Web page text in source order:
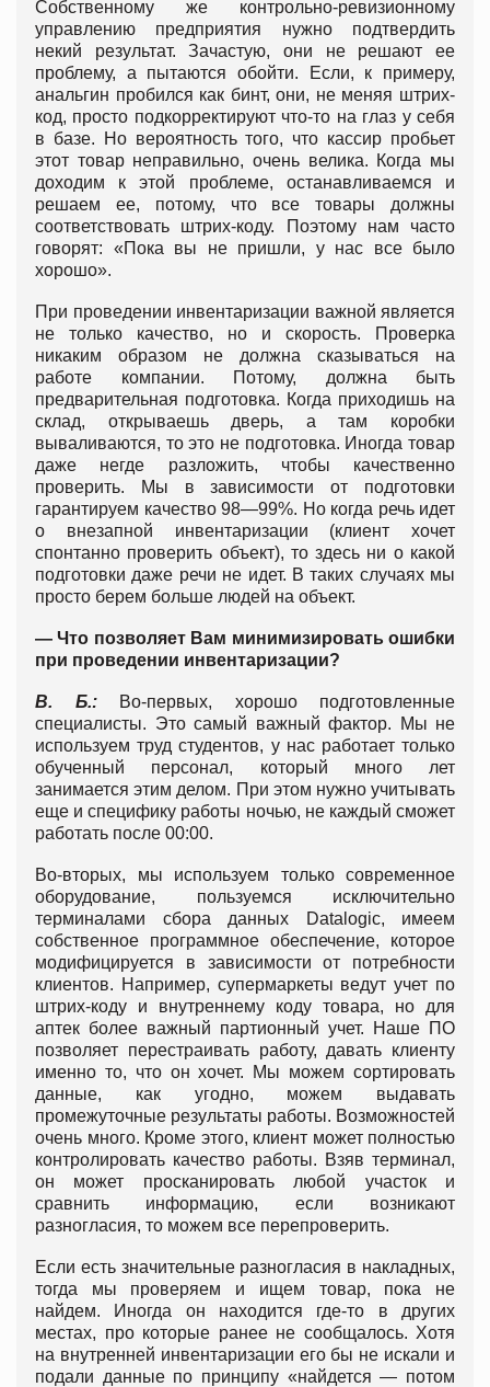
Собственному же контрольно-ревизионному
управлению предприятия нужно подтвердить
некий результат. Зачастую, они не решают ее
проблему, а пытаются обойти. Если, к примеру,
анальгин пробился как бинт, они, не меняя штрих-
код, просто подкорректируют что-то на глаз у себя
в базе. Но вероятность того, что кассир пробьет
этот товар неправильно, очень велика. Когда мы
доходим к этой проблеме, останавливаемся и
решаем ее, потому, что все товары должны
соответствовать штрих-коду. Поэтому нам часто
говорят: «Пока вы не пришли, у нас все было
хорошо».
При проведении инвентаризации важной является
не только качество, но и скорость. Проверка
никаким образом не должна сказываться на
работе компании. Потому, должна быть
предварительная подготовка. Когда приходишь на
склад, открываешь дверь, а там коробки
вываливаются, то это не подготовка. Иногда товар
даже негде разложить, чтобы качественно
проверить. Мы в зависимости от подготовки
гарантируем качество 98—99%. Но когда речь идет
о внезапной инвентаризации (клиент хочет
спонтанно проверить объект), то здесь ни о какой
подготовки даже речи не идет. В таких случаях мы
просто берем больше людей на объект.
— Что позволяет Вам минимизировать ошибки
при проведении инвентаризации?
В. Б.:Во-первых, хорошо подготовленные
специалисты. Это самый важный фактор. Мы не
используем труд студентов, у нас работает только
обученный персонал, который много лет
занимается этим делом. При этом нужно учитывать
еще и специфику работы ночью, не каждый сможет
работать после 00:00.
Во-вторых, мы используем только современное
оборудование, пользуемся исключительно
терминалами сбора данных Datalogic, имеем
собственное программное обеспечение, которое
модифицируется в зависимости от потребности
клиентов. Например, супермаркеты ведут учет по
штрих-коду и внутреннему коду товара, но для
аптек более важный партионный учет. Наше ПО
позволяет перестраивать работу, давать клиенту
именно то, что он хочет. Мы можем сортировать
данные, как угодно, можем выдавать
промежуточные результаты работы. Возможностей
очень много. Кроме этого, клиент может полностью
контролировать качество работы. Взяв терминал,
он может просканировать любой участок и
сравнить информацию, если возникают
разногласия, то можем все перепроверить.
Если есть значительные разногласия в накладных,
тогда мы проверяем и ищем товар, пока не
найдем. Иногда он находится где-то в других
местах, про которые ранее не сообщалось. Хотя
на внутренней инвентаризации его бы не искали и
подали данные по принципу «найдется — потом